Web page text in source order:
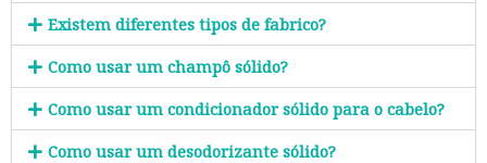
Existem diferentes tipos de fabrico?
Como usar um champô sólido?
Como usar um condicionador sólido para o cabelo?
Como usar um desodorizante sólido?